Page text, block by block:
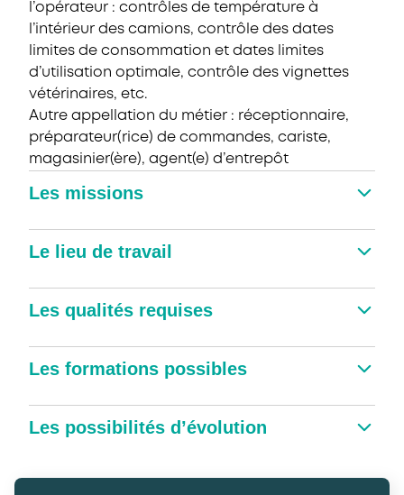
l’opérateur : contrôles de température à
l’intérieur des camions, contrôle des dates
limites de consommation et dates limites
d’utilisation optimale, contrôle des vignettes
vétérinaires, etc.
Autre appellation du métier : réceptionnaire,
préparateur(rice) de commandes, cariste,
magasinier(ère), agent(e) d’entrepôt
Les missions
Le lieu de travail
Les qualités requises
Les formations possibles
Les possibilités d’évolution